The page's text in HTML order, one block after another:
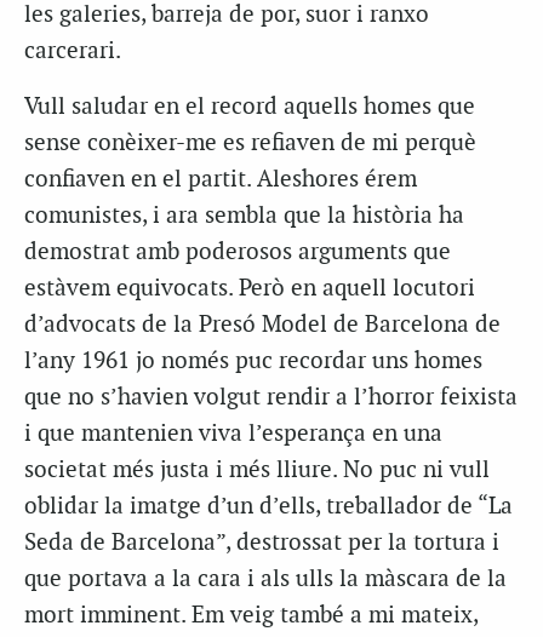
les galeries, barreja de por, suor i ranxo
carcerari.
Vull saludar en el record aquells homes que
sense conèixer-me es refiaven de mi perquè
confiaven en el partit. Aleshores érem
comunistes, i ara sembla que la història ha
demostrat amb poderosos arguments que
estàvem equivocats. Però en aquell locutori
d’advocats de la Presó Model de Barcelona de
l’any 1961 jo només puc recordar uns homes
que no s’havien volgut rendir a l’horror feixista
i que mantenien viva l’esperança en una
societat més justa i més lliure. No puc ni vull
oblidar la imatge d’un d’ells, treballador de “La
Seda de Barcelona”, destrossat per la tortura i
que portava a la cara i als ulls la màscara de la
mort imminent. Em veig també a mi mateix,